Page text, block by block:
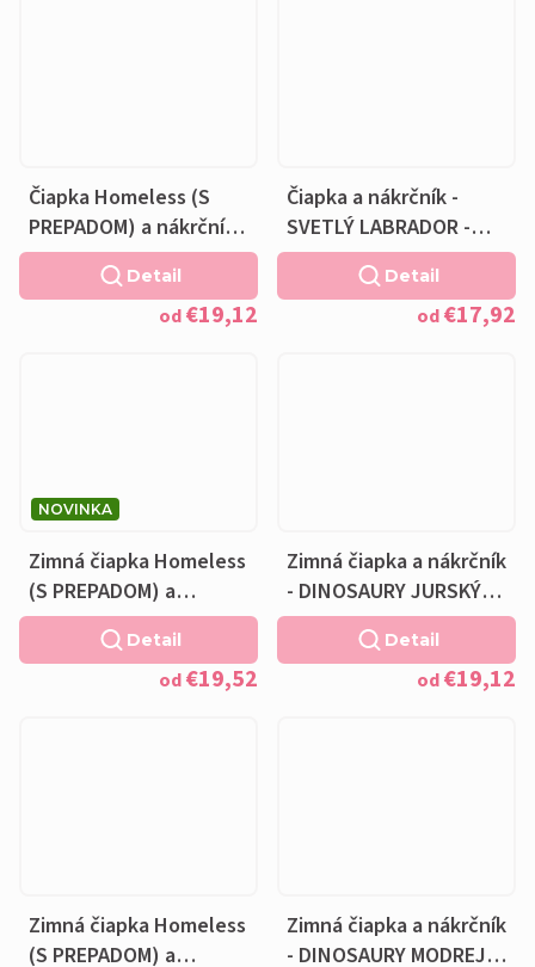
Čiapka Homeless (S
PREPADOM) a nákrčník -
SVETLÝ LABRADOR -
bavlnená čierna
od€19,12
Detail
Čiapka a nákrčník -
SVETLÝ LABRADOR -
bavlnená čierna
podšívka
od€17,92
Detail
NOVINKA
Zimná čiapka Homeless
(S PREPADOM) a
nákrčník - DINOSAURY
JURSKÝ PARK -
fleecová sivá podšívka
od€19,52
Detail
Zimná čiapka a nákrčník
- DINOSAURY JURSKÝ
PARK - fleecová sivá
podšívka
od€19,12
Detail
Zimná čiapka Homeless
(S PREPADOM) a
Zimná čiapka a nákrčník
- DINOSAURY MODREJ S